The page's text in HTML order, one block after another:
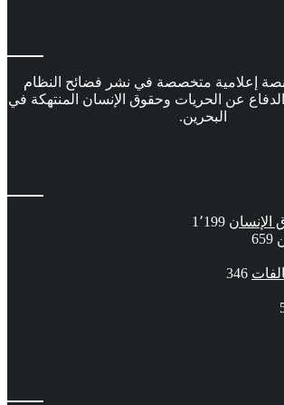
إعلامية متخصصة في نشر فضائح النظام
عن الحريات وحقوق الإنسان المنتهكة في
البحرين.
الإنسان 1٬199
659
346